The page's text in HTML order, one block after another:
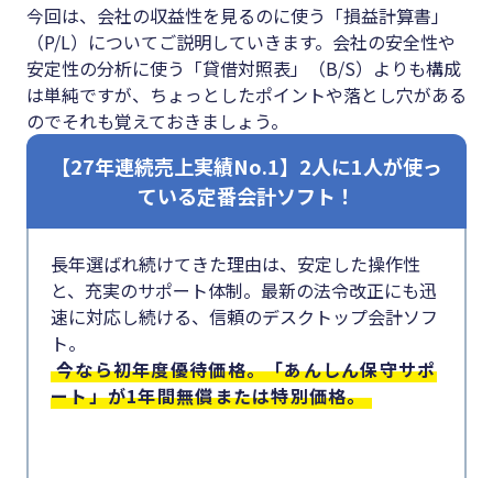
#生産性向上
#採用
#人材育成
#店舗経営
無料で会計ソフトを試す
#店舗経
#クラブ
今回は、会社の収益性を見るのに使う「損益計算書」
（P/L）についてご説明していきます。会社の安全性や
安定性の分析に使う「貸借対照表」（B/S）よりも構成
は単純ですが、ちょっとしたポイントや落とし穴がある
のでそれも覚えておきましょう。
【27年連続売上実績No.1】2人に1人が使っ
ている定番会計ソフト！
長年選ばれ続けてきた理由は、安定した操作性
と、充実のサポート体制。最新の法令改正にも迅
速に対応し続ける、信頼のデスクトップ会計ソフ
ト。
今なら初年度優待価格。「あんしん保守サポ
ート」が1年間無償または特別価格。